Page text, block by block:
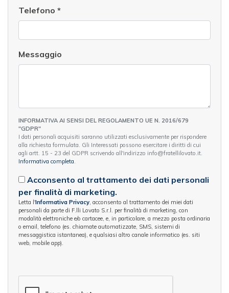
Telefono *
Messaggio
INFORMATIVA AI SENSI DEL REGOLAMENTO UE N. 2016/679
"GDPR"
I dati personali acquisiti saranno utilizzati esclusivamente per rispondere
alla richiesta formulata. Gli Interessati possono esercitare i diritti di cui
agli artt. 15 - 23 del GDPR scrivendo all'indirizzo info@fratellilovato.it.
Informativa completa
Acconsento al trattamento dei dati personali
per finalità di marketing.
Letta l'Informativa Privacy , acconsento al trattamento dei miei dati
personali da parte di F.lli Lovato S.r.l. per finalità di marketing, con
modalità elettroniche e/o cartacee, e, in particolare, a mezzo posta ordinaria
o email, telefono (es. chiamate automatizzate, SMS, sistemi di
messaggistica istantanea), e qualsiasi altro canale informatico (es. siti
web, mobile app).